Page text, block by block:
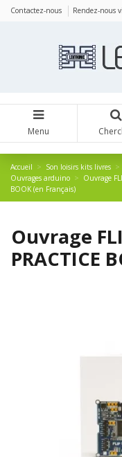
Contactez-nous Rendez-nous
Menu
Accueil Son loisirs kits livres
Ouvrages arduino
Ouvrage
BOOK (en Français)
Ouvrage
PRACTICE
Panneau de gestion des cookies